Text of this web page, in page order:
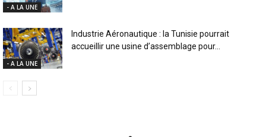
- A LA UNE
- A LA UNE
Industrie Aéronautique : la Tunisie pourrait
accueillir une usine d’assemblage pour...